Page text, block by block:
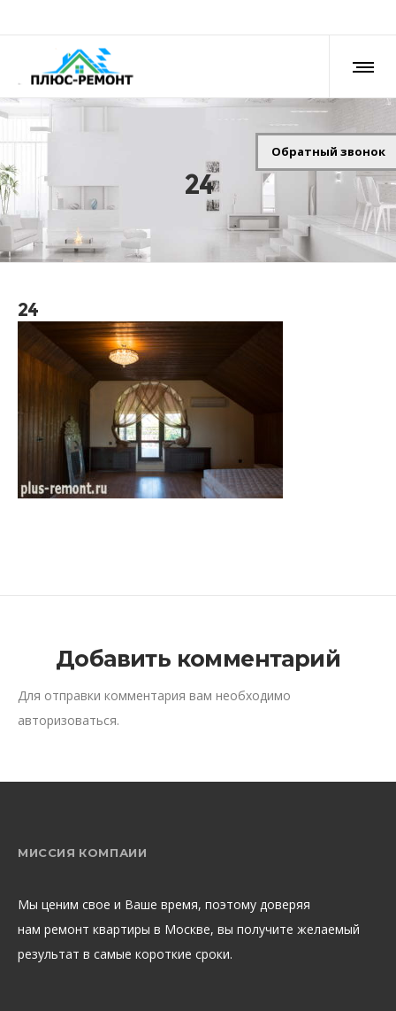
24
24
Добавить комментарий
Для отправки комментария вам необходимо
авторизоваться.
МИССИЯ КОМПАИИ
Мы ценим свое и Ваше время, поэтому доверяя
нам ремонт квартиры в Москве, вы получите желаемый
результат в самые короткие сроки.
Обратный звонок